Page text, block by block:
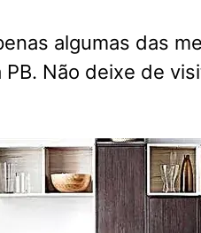
algumas das
PB. Não deixe de